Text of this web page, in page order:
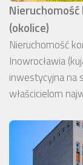
(okolice)
Nieruchomość
Inowrocławia
inwestycyjna na
właścicielom